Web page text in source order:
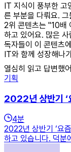
IT 지식이 풍부한 고
른 부분을 다뤄요.
2위 콘텐츠는 "10배
하고 있어요. 많은
독자들이 이 콘텐츠
IT와 함께 성장해나
열심히 읽고 답변했
기획
2022년 상반기 ‘
4분
2022년 상반기 ‘요
하고 있습니다. 덕분